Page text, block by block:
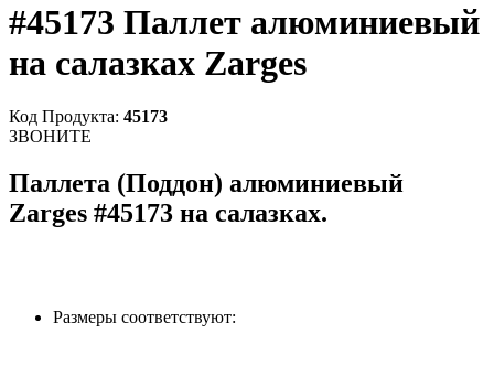
#45173 Паллет алюминиевый
на салазках Zarges
Код Продукта: 45173
ЗВОНИТЕ
Паллета (Поддон) алюминиевый
Zarges #45173 на салазках.
Размеры соответствуют: